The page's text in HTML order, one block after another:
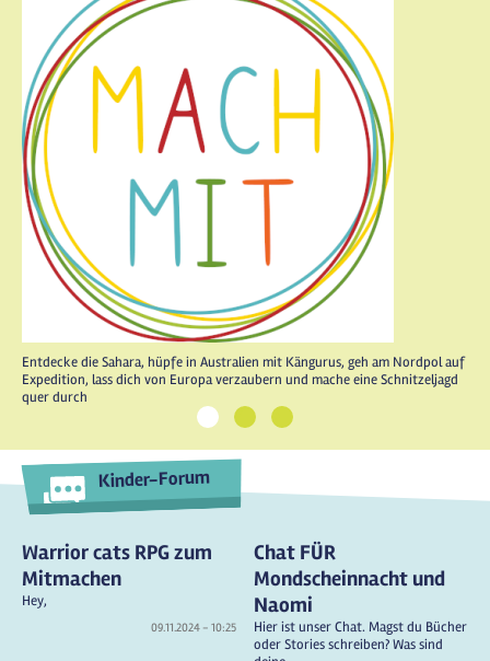
Entdecke die Sahara, hüpfe in Australien mit Kängurus, geh am Nordpol auf
Expedition, lass dich von Europa verzaubern und mache eine Schnitzeljagd
quer durch
1
2 3
Kinder-Forum
Warrior cats RPG zum
Mitmachen
Hey,
09.11.2024 - 10:25
Chat FÜR
Mondscheinnacht und
Naomi
Hier ist unser Chat. Magst du Bücher
oder Stories schreiben? Was sind